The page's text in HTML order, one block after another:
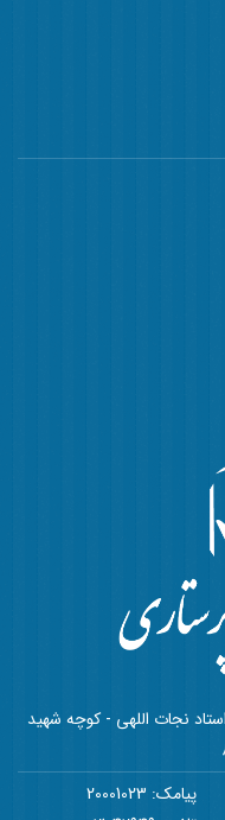
نجات اللهی - کوچه شهید
پیامک: 20001023